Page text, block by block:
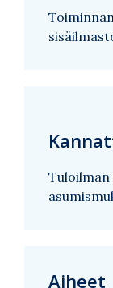
Aiheet